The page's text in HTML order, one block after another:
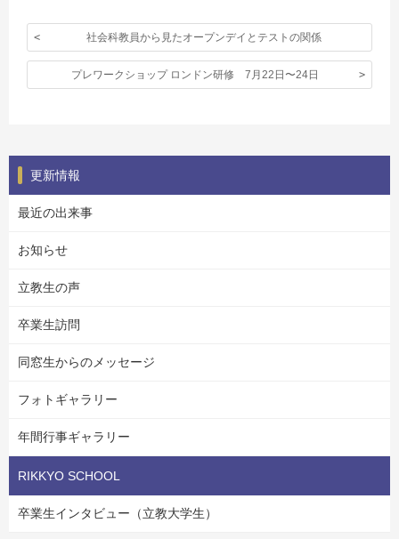
社会科教員から見たオープンデイとテストの関係
プレワークショップ ロンドン研修 7月22日〜24日
更新情報
最近の出来事
お知らせ
立教生の声
卒業生訪問
同窓生からのメッセージ
フォトギャラリー
年間行事ギャラリー
RIKKYO SCHOOL
卒業生インタビュー（立教大学生）